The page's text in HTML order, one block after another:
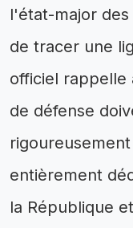
l'état-major des
de tracer une
officiel rappelle
de défense
entièrement
la République